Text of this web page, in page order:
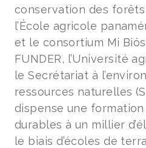
conservation des
l’École agricole
et le consortium Mi
FUNDER, l’Université
le Secrétariat à
ressources naturelles
dispense une
durables à un millier
le biais d’écoles de